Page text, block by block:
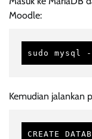
Moodle:
sudo mysql
Kemudian jalankan
CREATE